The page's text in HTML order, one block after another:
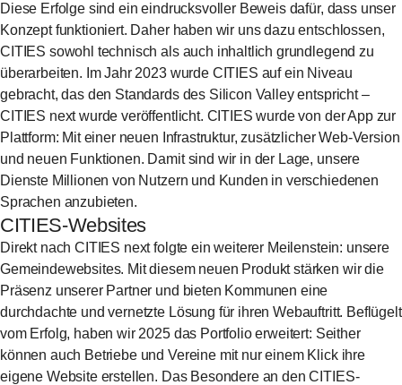
Diese Erfolge sind ein eindrucksvoller Beweis dafür, dass unser
Konzept funktioniert. Daher haben wir uns dazu entschlossen,
CITIES sowohl technisch als auch inhaltlich grundlegend zu
überarbeiten. Im Jahr 2023 wurde CITIES auf ein Niveau
gebracht, das den Standards des Silicon Valley entspricht –
CITIES next wurde veröffentlicht. CITIES wurde von der App zur
Plattform: Mit einer neuen Infrastruktur, zusätzlicher Web-Version
und neuen Funktionen. Damit sind wir in der Lage, unsere
Dienste Millionen von Nutzern und Kunden in verschiedenen
Sprachen anzubieten.
CITIES-Websites
Direkt nach CITIES next folgte ein weiterer Meilenstein: unsere
Gemeindewebsites. Mit diesem neuen Produkt stärken wir die
Präsenz unserer Partner und bieten Kommunen eine
durchdachte und vernetzte Lösung für ihren Webauftritt. Beflügelt
vom Erfolg, haben wir 2025 das Portfolio erweitert: Seither
können auch Betriebe und Vereine mit nur einem Klick ihre
eigene Website erstellen. Das Besondere an den CITIES-